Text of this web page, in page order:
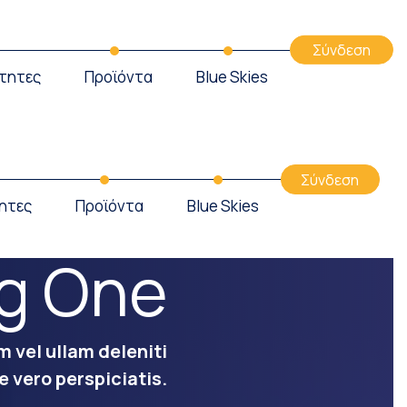
Προϊόντα Blue Skies
Σύνδεση
Προϊόντα Blue Skies
Σύνδεση
One
vel ullam deleniti
vero perspiciatis.